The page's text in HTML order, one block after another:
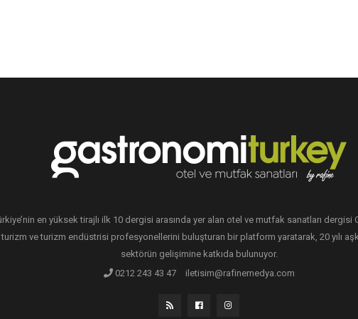
en yüksek tirajlı ilk 10 dergisi arasında yer alan otel ve mutfak sanatları dergisi
turizm ve turizm endüstrisi profesyonellerini buluşturan bir platform yaratarak, 20 yılı
sektörün gelişimine katkıda bulunuyor.
0212 243 43 47
iletisim@rafinemedya.com